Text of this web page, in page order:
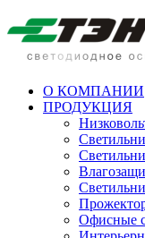
О КОМПАНИИ
ПРОДУКЦИЯ
Офисные